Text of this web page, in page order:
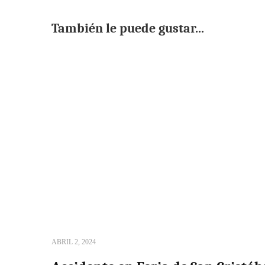
También le puede gustar...
ABRIL 2, 2024